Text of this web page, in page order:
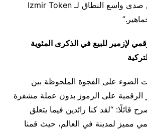
والتطوير، مما يضمن صدى واسع النطاق لـ Izmir Token
لإزمير للبيع في الذكرى المئوية
الضوء على الفجوة الملحوظة بين
على الرموز بدون عملة مشفرة
قائلًا: “لقد كنا رائدين فيما يتعلق
مميز لمدينة في العالم، حيث قمنا